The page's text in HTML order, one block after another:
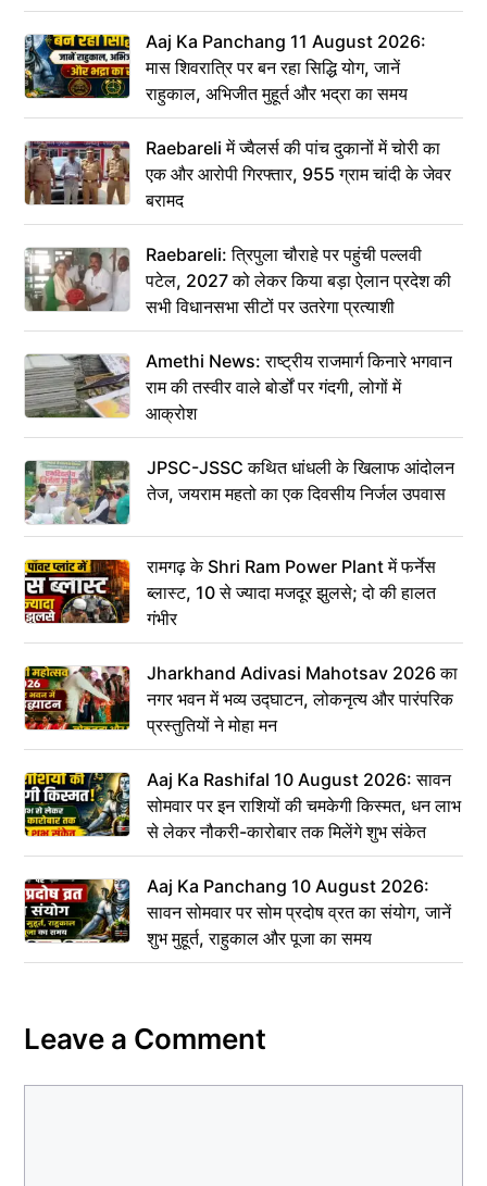
Aaj Ka Panchang 11 August 2026:
मास शिवरात्रि पर बन रहा सिद्धि योग, जानें
राहुकाल, अभिजीत मुहूर्त और भद्रा का समय
Raebareli में ज्वैलर्स की पांच दुकानों में चोरी का
एक और आरोपी गिरफ्तार, 955 ग्राम चांदी के जेवर
बरामद
Raebareli: त्रिपुला चौराहे पर पहुंची पल्लवी
पटेल, 2027 को लेकर किया बड़ा ऐलान प्रदेश की
सभी विधानसभा सीटों पर उतरेगा प्रत्याशी
Amethi News: राष्ट्रीय राजमार्ग किनारे भगवान
राम की तस्वीर वाले बोर्डों पर गंदगी, लोगों में
आक्रोश
JPSC-JSSC कथित धांधली के खिलाफ आंदोलन
तेज, जयराम महतो का एक दिवसीय निर्जल उपवास
रामगढ़ के Shri Ram Power Plant में फर्नेस
ब्लास्ट, 10 से ज्यादा मजदूर झुलसे; दो की हालत
गंभीर
Jharkhand Adivasi Mahotsav 2026 का
नगर भवन में भव्य उद्घाटन, लोकनृत्य और पारंपरिक
प्रस्तुतियों ने मोहा मन
Aaj Ka Rashifal 10 August 2026: सावन
सोमवार पर इन राशियों की चमकेगी किस्मत, धन लाभ
से लेकर नौकरी-कारोबार तक मिलेंगे शुभ संकेत
Aaj Ka Panchang 10 August 2026:
सावन सोमवार पर सोम प्रदोष व्रत का संयोग, जानें
शुभ मुहूर्त, राहुकाल और पूजा का समय
Leave a Comment